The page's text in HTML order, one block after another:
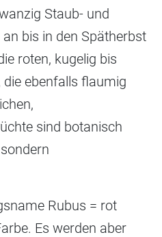
Staub- und
bis in den Spätherbst
roten, kugelig bis
ebenfalls flaumig
sind botanisch
Rubus = rot
Es werden aber